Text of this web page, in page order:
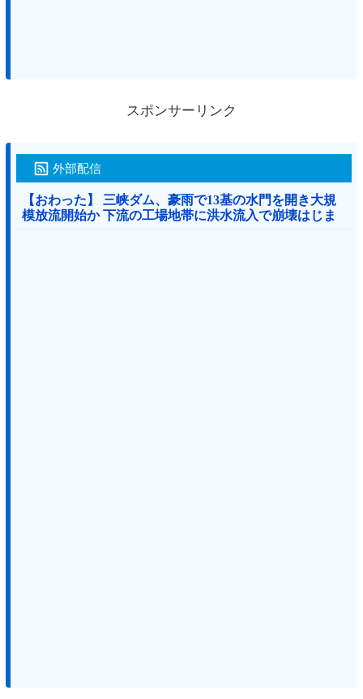
スポンサーリンク
外部配信
【おわった】 三峡ダム、豪雨で13基の水門を開き大規
模放流開始か 下流の工場地帯に洪水流入で崩壊はじま
る